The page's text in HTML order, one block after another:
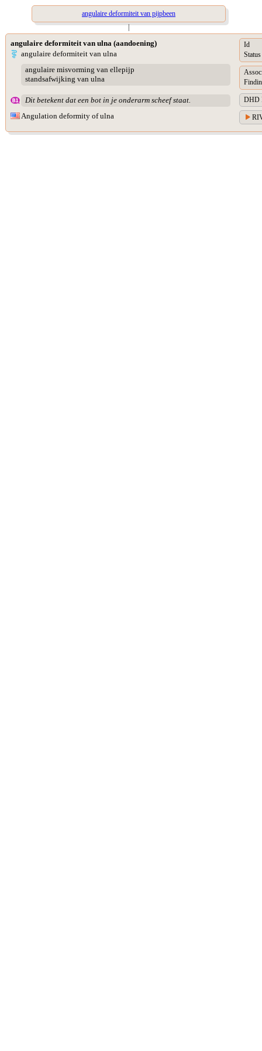
angulaire deformiteit van pijpbeen
|
angulaire deformiteit van ulna (aandoening)
angulaire deformiteit van ulna
angulaire misvorming van ellepijp
standsafwijking van ulna
Dit betekent dat een bot in je onderarm scheef staat.
Angulation deformity of ulna
Id
Status
DHD